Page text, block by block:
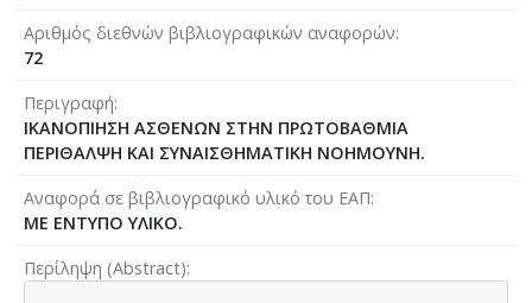
Αριθμός διεθνών βιβλιογραφικών αναφορών
72
Περιγραφή
ΙΚΑΝΟΠΙΗΣΗ ΑΣΘΕΝΩΝ ΣΤΗΝ ΠΡΩΤΟΒΑΘΜΙΑ
ΠΕΡΙΘΑΛΨΗ ΚΑΙ ΣΥΝΑΙΣΘΗΜΑΤΙΚΗ ΝΟΗΜΟΥΝΗ.
Αναφορά σε βιβλιογραφικό υλικό του ΕΑΠ
ΜΕ ΕΝΤΥΠΟ ΥΛΙΚΟ.
Περίληψη (Abstract)